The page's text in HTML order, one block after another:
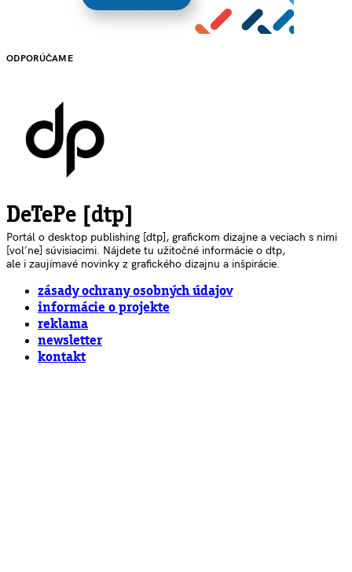
ODPORÚČAME
DeTePe [dtp]
Portál o desktop publishing [dtp], grafickom dizajne a veciach s nimi
[voľne] súvisiacimi. Nájdete tu užitočné informácie o dtp,
ale i zaujímavé novinky z grafického dizajnu a inšpirácie.
zásady ochrany osobných údajov
informácie o projekte
reklama
newsletter
kontakt